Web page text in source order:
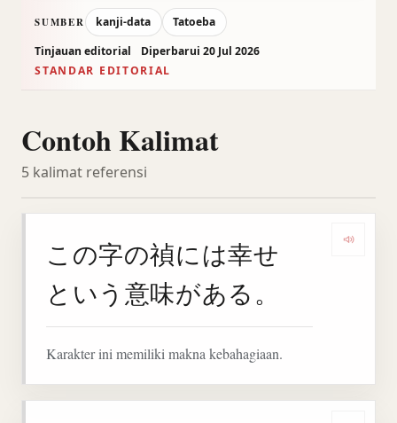
SUMBER kanji-data
Tatoeba
Tinjauan editorial
Diperbarui 20 Jul 2026
STANDAR EDITORIAL
Contoh Kalimat
5 kalimat referensi
この字の禎には幸せ
という意味がある。
Karakter ini memiliki makna kebahagiaan.